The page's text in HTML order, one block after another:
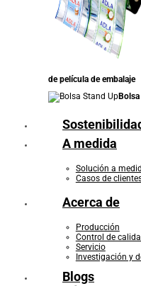
de película de embalaje
A medida
Solución a
Casos de
Acerca de
Producción
Control de
Servicio
Investigación y
Blogs